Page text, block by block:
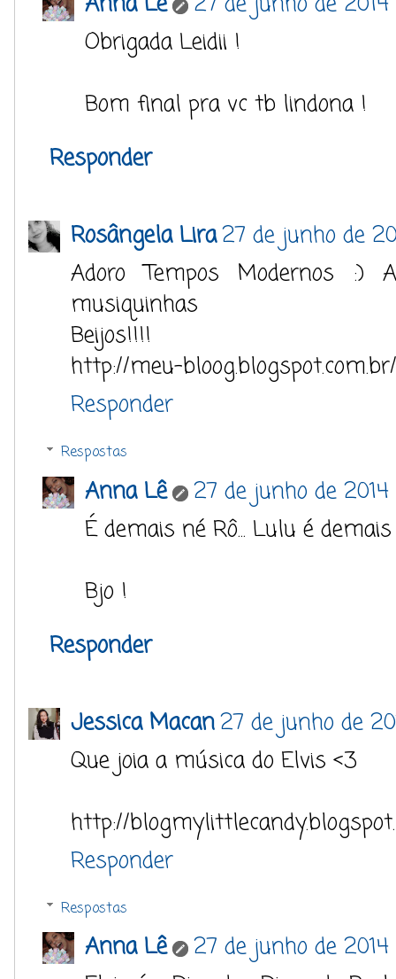
Obrigada Leidii !
Bom final pra vc tb lindona !
Responder
Rosângela Lira27 de junho de
Adoro Tempos Modernos :)
musiquinhas
Beijos!!!!
http://meu-bloog.blogspot.com.br/
Responder
Respostas
Anna Lê
27 de junho de 2014
É demais né Rô... Lulu é
Bjo !
Responder
Jessica Macan27 de junho de
Que joia a música do Elvis <3
http://
Responder
Respostas
Anna Lê
27 de junho de